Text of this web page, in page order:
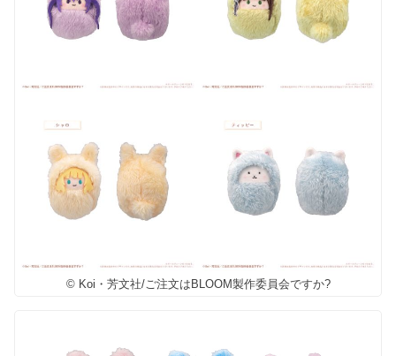
© Koi・芳文社/ご注文はBLOOM製作委員会ですか?